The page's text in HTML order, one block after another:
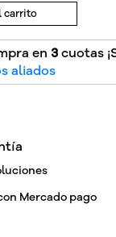
carrito
en 3cuotas
aliados
Mercado pago